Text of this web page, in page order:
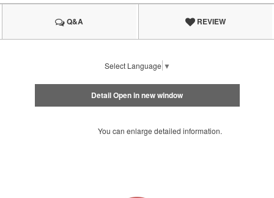
Q&A REVIEW
Select Language ▼
Detail Open in new window
You can enlarge detailed information.